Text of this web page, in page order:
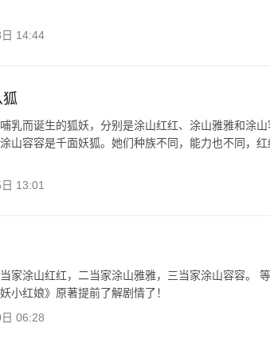
14:44
乳而诞生的狐妖，分别是涂山红红、涂山雅雅和涂山
山容容是千面妖狐。她们种族不同，能力也不同，
13:01
家涂山红红，二当家涂山雅雅，三当家涂山容容。
小红娘》原著提前了解剧情了！
06:28